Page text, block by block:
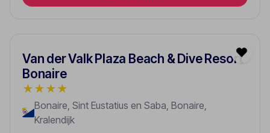
Van der Valk Plaza Beach & Dive Resort
Bonaire
★★★★
Bonaire, Sint Eustatius en Saba, Bonaire,
Kralendijk